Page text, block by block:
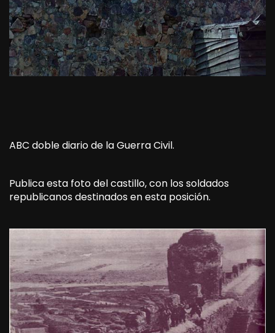
ABC doble diario de la Guerra Civil.
Publica esta foto del castillo, con los soldados
republicanos destinados en esta posición.